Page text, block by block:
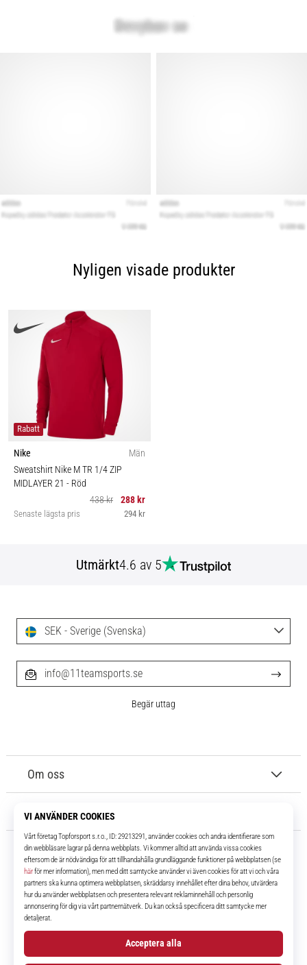
Nyligen visade produkter
Rabatt
Nike
Män
Sweatshirt Nike M TR 1/4 ZIP
MIDLAYER 21 - Röd
438 kr
288 kr
Senaste lägsta pris 294 kr
Utmärkt4.6 av 5
11teamsports.se
I över 16 år har vi varit dina lagkamrater, vilket ger dig de bästa och
senaste fotbollsprodukterna.
FacebookInstagramYouTube
Om oss
Kundtjänst
SEK - Sverige (Svenska)
info@11teamsports.se
Begär uttag